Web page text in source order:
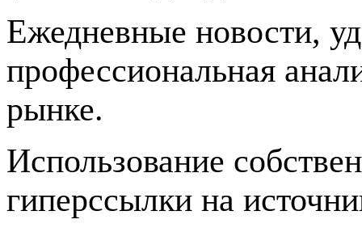
Ежедневные новости,
профессиональная
рынке.
Использование
гиперссылки на